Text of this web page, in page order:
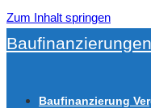
Zum Inhalt springen
Baufinanzierung